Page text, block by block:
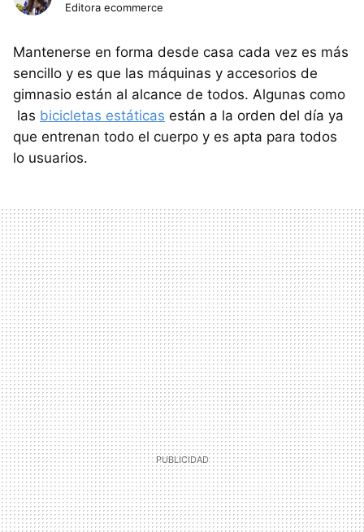
Editora ecommerce
Mantenerse en forma desde casa cada vez es más
sencillo y es que las máquinas y accesorios de
gimnasio están al alcance de todos. Algunas como
las bicicletas estáticas están a la orden del día ya
que entrenan todo el cuerpo y es apta para todos
lo usuarios.